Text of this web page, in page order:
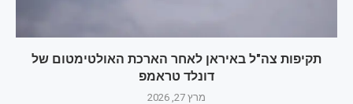
תקיפות צה"ל באיראן לאחר הארכת האולטימטום של
דונלד טראמפ
מרץ 27, 2026